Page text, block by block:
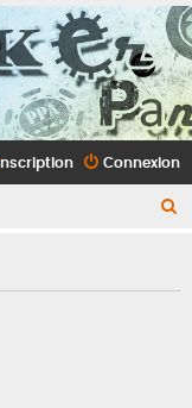
Connexion
Inscription